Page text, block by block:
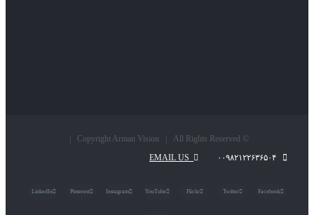
© Copyright Arman Vision | All Rights Reserved |
Facebook
Twitter
Flickr
YouTube
Instagram
Pinterest
LinkedIn